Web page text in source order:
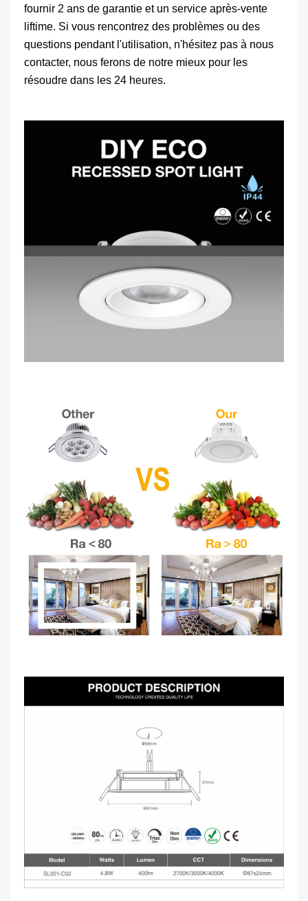
fournir 2 ans de garantie et un service après-vente
liftime. Si vous rencontrez des problèmes ou des
questions pendant l'utilisation, n'hésitez pas à nous
contacter, nous ferons de notre mieux pour les
résoudre dans les 24 heures.